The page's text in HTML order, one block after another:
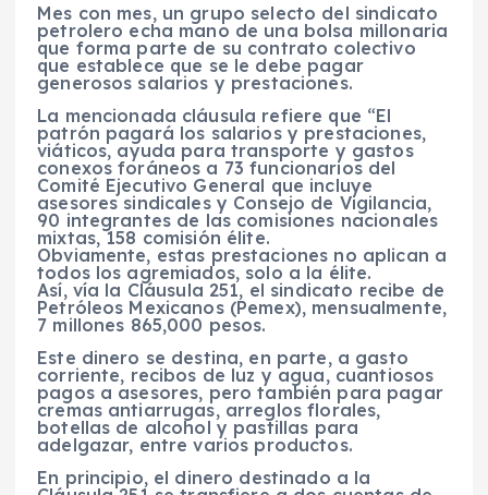
Mes con mes, un grupo selecto del sindicato
petrolero echa mano de una bolsa millonaria
que forma parte de su contrato colectivo
que establece que se le debe pagar
generosos salarios y prestaciones.
La mencionada cláusula refiere que “El
patrón pagará los salarios y prestaciones,
viáticos, ayuda para transporte y gastos
conexos foráneos a 73 funcionarios del
Comité Ejecutivo General que incluye
asesores sindicales y Consejo de Vigilancia,
90 integrantes de las comisiones nacionales
mixtas, 158 comisión élite.
Obviamente, estas prestaciones no aplican a
todos los agremiados, solo a la élite.
Así, vía la Cláusula 251, el sindicato recibe de
Petróleos Mexicanos (Pemex), mensualmente,
7 millones 865,000 pesos.
Este dinero se destina, en parte, a gasto
corriente, recibos de luz y agua, cuantiosos
pagos a asesores, pero también para pagar
cremas antiarrugas, arreglos florales,
botellas de alcohol y pastillas para
adelgazar, entre varios productos.
En principio, el dinero destinado a la